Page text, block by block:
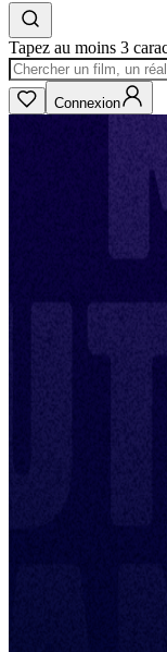
Tapez au moins 3
Connexion